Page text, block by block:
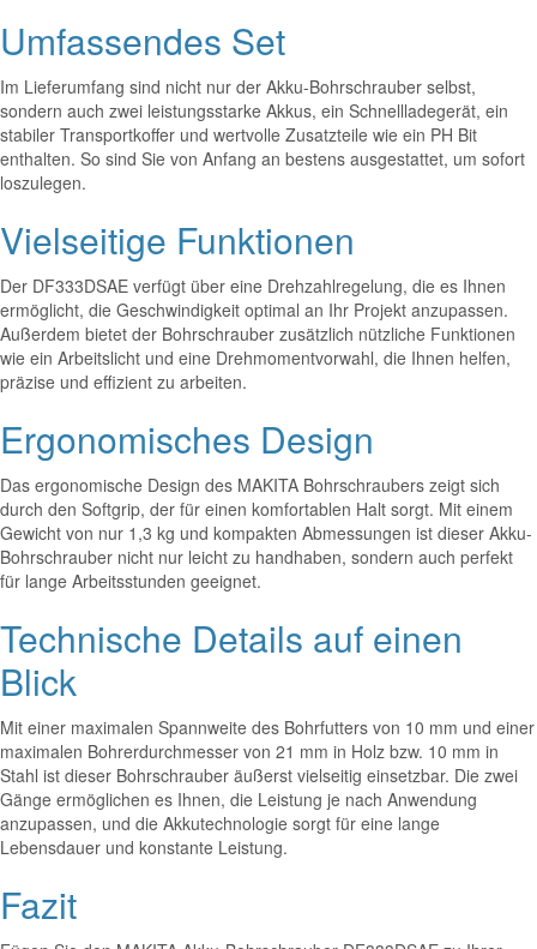
Umfassendes Set
Im Lieferumfang sind nicht nur der Akku-Bohrschrauber selbst,
sondern auch zwei leistungsstarke Akkus, ein Schnellladegerät, ein
stabiler Transportkoffer und wertvolle Zusatzteile wie ein PH Bit
enthalten. So sind Sie von Anfang an bestens ausgestattet, um sofort
loszulegen.
Vielseitige Funktionen
Der DF333DSAE verfügt über eine Drehzahlregelung, die es Ihnen
ermöglicht, die Geschwindigkeit optimal an Ihr Projekt anzupassen.
Außerdem bietet der Bohrschrauber zusätzlich nützliche Funktionen
wie ein Arbeitslicht und eine Drehmomentvorwahl, die Ihnen helfen,
präzise und effizient zu arbeiten.
Ergonomisches Design
Das ergonomische Design des MAKITA Bohrschraubers zeigt sich
durch den Softgrip, der für einen komfortablen Halt sorgt. Mit einem
Gewicht von nur 1,3 kg und kompakten Abmessungen ist dieser Akku-
Bohrschrauber nicht nur leicht zu handhaben, sondern auch perfekt
für lange Arbeitsstunden geeignet.
Technische Details auf einen
Blick
Mit einer maximalen Spannweite des Bohrfutters von 10 mm und einer
maximalen Bohrerdurchmesser von 21 mm in Holz bzw. 10 mm in
Stahl ist dieser Bohrschrauber äußerst vielseitig einsetzbar. Die zwei
Gänge ermöglichen es Ihnen, die Leistung je nach Anwendung
anzupassen, und die Akkutechnologie sorgt für eine lange
Lebensdauer und konstante Leistung.
Fazit